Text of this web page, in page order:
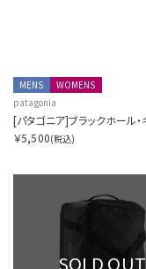
MENS
WOMENS
patagonia
￥5,500(税込)
SOLD OUT